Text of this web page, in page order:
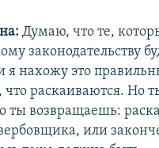
Думаю, что те,
законодательству
нахожу это
что раскаиваются. Но
ты возвращаешь:
или